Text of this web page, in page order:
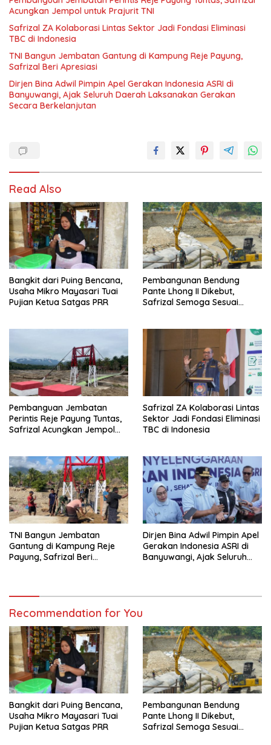
Acungkan Jempol untuk Prajurit TNI
Safrizal ZA Kolaborasi Lintas Sektor Jadi Fondasi Eliminasi
TBC di Indonesia
TNI Bangun Jembatan Gantung di Kampung Reje Payung,
Safrizal Beri Apresiasi
Dirjen Bina Adwil Pimpin Apel Gerakan Indonesia ASRI di
Banyuwangi, Ajak Seluruh Daerah Laksanakan Gerakan
Secara Berkelanjutan
Read Also
Bangkit dari Puing Bencana,
Usaha Mikro Mayasari Tuai
Pujian Ketua Satgas PRR
Pembangunan Bendung
Pante Lhong II Dikebut,
Safrizal Semoga Sesuai
Pembanguan Jembatan
Perintis Reje Payung Tuntas,
Safrizal Acungkan Jempol
Safrizal ZA Kolaborasi Lintas
Sektor Jadi Fondasi Eliminasi
TBC di Indonesia
TNI Bangun Jembatan
Gantung di Kampung Reje
Payung, Safrizal Beri
Dirjen Bina Adwil Pimpin Apel
Gerakan Indonesia ASRI di
Banyuwangi, Ajak Seluruh
Recommendation for You
Bangkit dari Puing Bencana,
Usaha Mikro Mayasari Tuai
Pujian Ketua Satgas PRR
Pembangunan Bendung
Pante Lhong II Dikebut,
Safrizal Semoga Sesuai